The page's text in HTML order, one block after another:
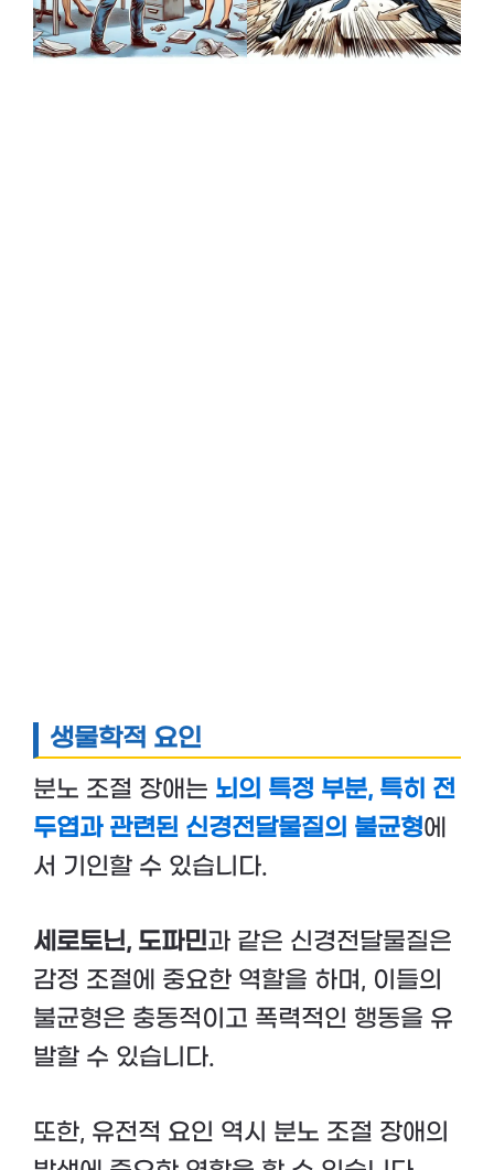
생물학적 요인
분노 조절 장애는 뇌의 특정 부분, 특히 전
두엽과 관련된 신경전달물질의 불균형에
서 기인할 수 있습니다.
세로토닌, 도파민과 같은 신경전달물질은
감정 조절에 중요한 역할을 하며, 이들의
불균형은 충동적이고 폭력적인 행동을 유
발할 수 있습니다.
또한, 유전적 요인 역시 분노 조절 장애의